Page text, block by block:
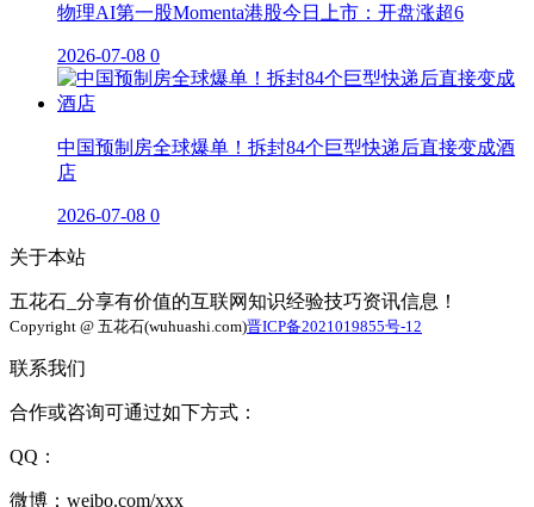
物理AI第一股Momenta港股今日上市：开盘涨超6
2026-07-08 0
中国预制房全球爆单！拆封84个巨型快递后直接变成酒
店
2026-07-08 0
关于本站
五花石_分享有价值的互联网知识经验技巧资讯信息！
Copyright @ 五花石(wuhuashi.com)晋ICP备2021019855号-12
联系我们
合作或咨询可通过如下方式：
QQ：
微博：weibo.com/xxx